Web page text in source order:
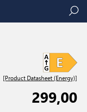
[Product Datasheet (Energy)]
299,00